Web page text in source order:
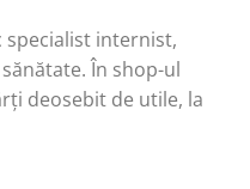
specialist internist,
În shop-ul
deosebit de utile, la